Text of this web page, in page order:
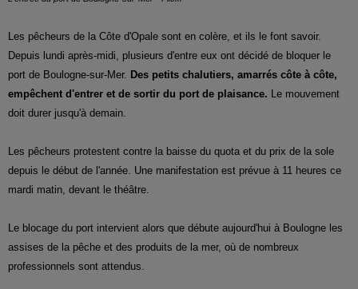
Les pêcheurs de la Côte d'Opale sont en colère, et ils le font savoir.
Depuis lundi après-midi, plusieurs d'entre eux ont décidé de bloquer le
port de Boulogne-sur-Mer. Des petits chalutiers, amarrés côte à côte,
empêchent d'entrer et de sortir du port de plaisance. Le mouvement
doit durer jusqu'à demain.
Les pêcheurs protestent contre la baisse du quota et du prix de la sole
depuis le début de l'année. Une manifestation est prévue à 11 heures ce
mardi matin, devant le théâtre.
Le blocage du port intervient alors que débute aujourd'hui à Boulogne les
assises de la pêche et des produits de la mer, où de nombreux
professionnels sont attendus.